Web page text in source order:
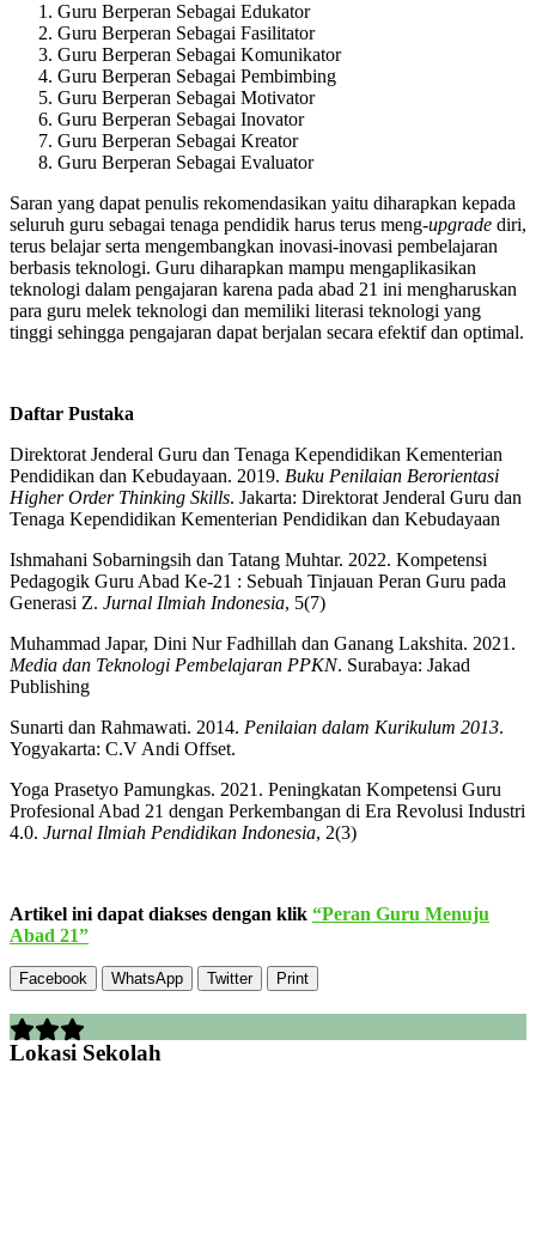
Guru Berperan Sebagai Edukator
Guru Berperan Sebagai Fasilitator
Guru Berperan Sebagai Komunikator
Guru Berperan Sebagai Pembimbing
Guru Berperan Sebagai Motivator
Guru Berperan Sebagai Inovator
Guru Berperan Sebagai Kreator
Guru Berperan Sebagai Evaluator
Saran yang dapat penulis rekomendasikan yaitu diharapkan kepada
seluruh guru sebagai tenaga pendidik harus terus meng-upgrade diri,
terus belajar serta mengembangkan inovasi-inovasi pembelajaran
berbasis teknologi. Guru diharapkan mampu mengaplikasikan
teknologi dalam pengajaran karena pada abad 21 ini mengharuskan
para guru melek teknologi dan memiliki literasi teknologi yang
tinggi sehingga pengajaran dapat berjalan secara efektif dan optimal.
Daftar Pustaka
Direktorat Jenderal Guru dan Tenaga Kependidikan Kementerian
Pendidikan dan Kebudayaan. 2019. Buku Penilaian Berorientasi
Higher Order Thinking Skills. Jakarta: Direktorat Jenderal Guru dan
Tenaga Kependidikan Kementerian Pendidikan dan Kebudayaan
Ishmahani Sobarningsih dan Tatang Muhtar. 2022. Kompetensi
Pedagogik Guru Abad Ke-21 : Sebuah Tinjauan Peran Guru pada
Generasi Z. Jurnal Ilmiah Indonesia, 5(7)
Muhammad Japar, Dini Nur Fadhillah dan Ganang Lakshita. 2021.
Media dan Teknologi Pembelajaran PPKN. Surabaya: Jakad
Publishing
Sunarti dan Rahmawati. 2014. Penilaian dalam Kurikulum 2013.
Yogyakarta: C.V Andi Offset.
Yoga Prasetyo Pamungkas. 2021. Peningkatan Kompetensi Guru
Profesional Abad 21 dengan Perkembangan di Era Revolusi Industri
4.0. Jurnal Ilmiah Pendidikan Indonesia, 2(3)
Artikel ini dapat diakses dengan klik “Peran Guru Menuju
Abad 21”
Facebook WhatsApp Twitter Print
Lokasi Sekolah